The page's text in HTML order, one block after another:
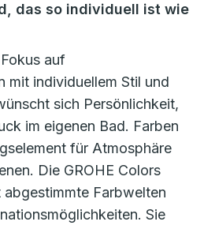
das so individuell ist wie
auf
mit individuellem Stil und
sich Persönlichkeit,
im eigenen Bad. Farben
für Atmosphäre
Die GROHE Colors
Farbwelten
Sie